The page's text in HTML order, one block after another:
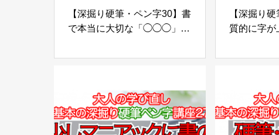
【深掘り硬筆・ペン字30】書
で本当に大切な「◯◯◯」の
「虚画の解釈こそが書人の力
【深掘り
質的に字が
２つで１つ